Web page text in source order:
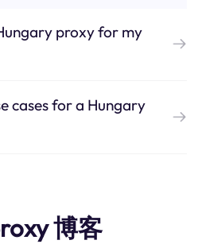
proxy for my
cases for a Hungary
博客